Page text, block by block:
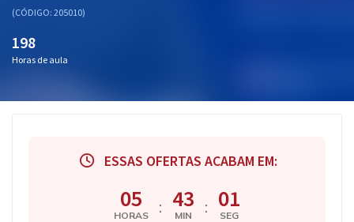
Aprovados
(CÓDIGO: 205010)
198
Horas de aula
ESSAS OFERTAS ACABAM EM:
05
HORAS : 43
MIN : 00
SEG